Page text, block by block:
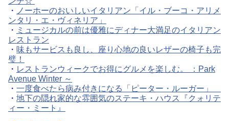
・ ノーホーのおいしいイタリアン「イル・ブーコ・アリメ
ンタリ・エ・ヴィネリア」
・ ミュージカルの前は優雅にディナー大満足のイタリアン
レストラン
・ 味もサービスも良し、座り心地の良いレザーの椅子も完
璧！
・ レストランウィークでお得にグルメを楽しむ。 ：Park
Avenue Winter ～
・ 一度食べたら病み付きになる「ピーター・ルーガー」
・ 地下の隠れ家的な雰囲気のステーキ・ハウス『クォリテ
ィー・ミート』